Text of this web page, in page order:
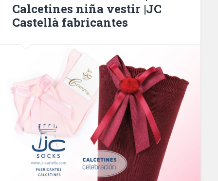
Calcetines niña vestir |JC
Castellà fabricantes